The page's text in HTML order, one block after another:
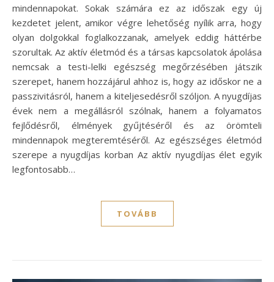
mindennapokat. Sokak számára ez az időszak egy új
kezdetet jelent, amikor végre lehetőség nyílik arra, hogy
olyan dolgokkal foglalkozzanak, amelyek eddig háttérbe
szorultak. Az aktív életmód és a társas kapcsolatok ápolása
nemcsak a testi-lelki egészség megőrzésében játszik
szerepet, hanem hozzájárul ahhoz is, hogy az időskor ne a
passzivitásról, hanem a kiteljesedésről szóljon. A nyugdíjas
évek nem a megállásról szólnak, hanem a folyamatos
fejlődésről, élmények gyűjtéséről és az örömteli
mindennapok megteremtéséről. Az egészséges életmód
szerepe a nyugdíjas korban Az aktív nyugdíjas élet egyik
legfontosabb…
TOVÁBB